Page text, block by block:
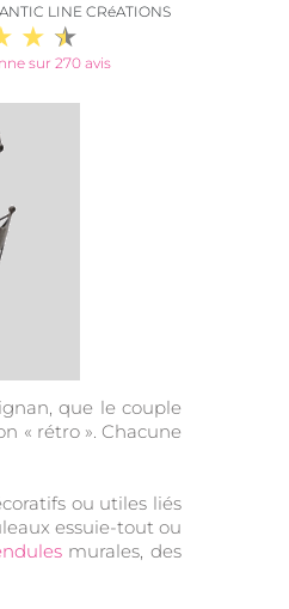
ANTIC LINE CRéATIONS
sur 270 avis
que le couple
« rétro ». Chacune
ou utiles liés
essuie-tout ou
murales, des